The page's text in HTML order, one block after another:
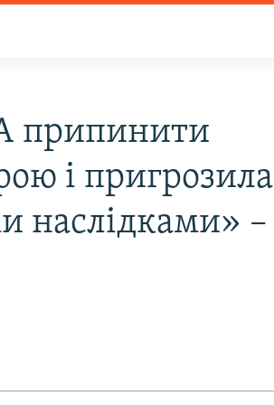
припинити
і пригрозила
наслідками» –